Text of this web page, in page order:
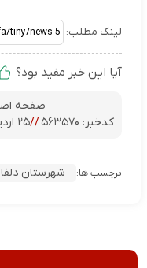
لینک مطلب:
آیا این خبر مفید بود؟
صفحه
کدخبر: ۵۶۳۵۷۰ //۲۵ اردیبهشت ۱۴۰۵
برچسب ها: شهرستان